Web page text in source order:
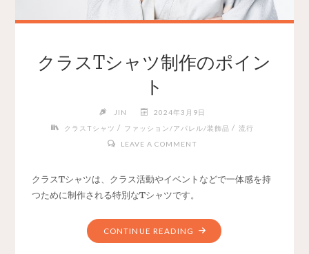
クラスTシャツ制作のポイン
ト
JIN
2024年3月9日
クラスTシャツ / ファッション/アパレル/装飾品 / 流行
LEAVE A COMMENT
クラスTシャツは、クラス活動やイベントなどで一体感を持
つために制作される特別なTシャツです。
CONTINUE READING